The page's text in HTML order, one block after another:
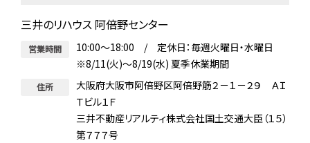
三井のリハウス 阿倍野センター
営業時間
10:00～18:00 / 定休日：毎週火曜日・水曜日
※8/11(火)～8/19(水) 夏季休業期間
住所
大阪府大阪市阿倍野区阿倍野筋２－１－２９ ＡＩ
Ｔビル１Ｆ
三井不動産リアルティ株式会社国土交通大臣（１５）
第７７７号